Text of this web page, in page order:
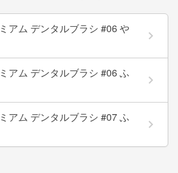
アム デンタルブラシ #06 や
アム デンタルブラシ #06 ふ
アム デンタルブラシ #07 ふ